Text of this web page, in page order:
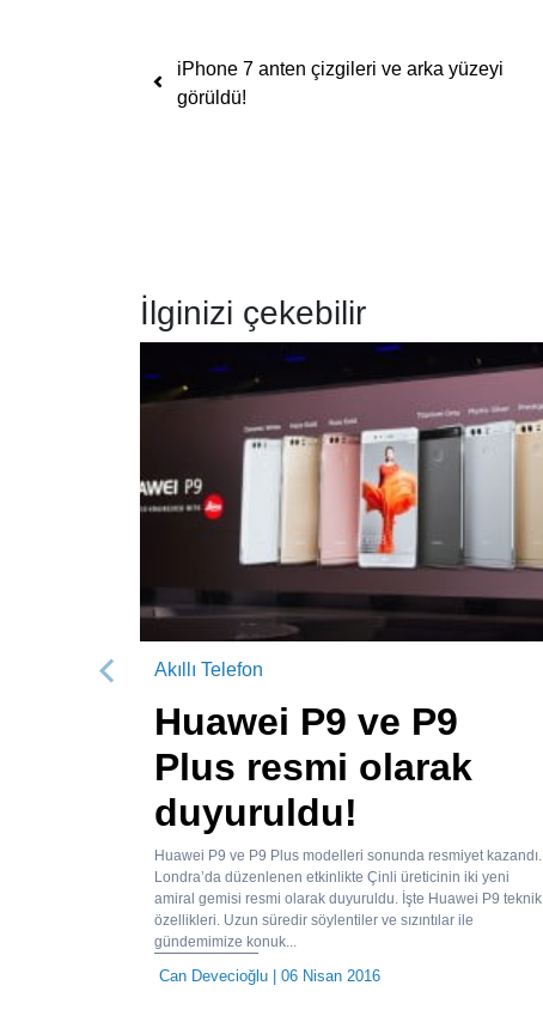
Yazı dolaşımı
iPhone 7 anten çizgileri ve arka yüzeyi
görüldü!
İlginizi çekebilir
Akıllı Telefon
Huawei P9 ve P9
Plus resmi olarak
duyuruldu!
Huawei P9 ve P9 Plus modelleri sonunda resmiyet kazandı.
Londra’da düzenlenen etkinlikte Çinli üreticinin iki yeni
amiral gemisi resmi olarak duyuruldu. İşte Huawei P9 teknik
özellikleri. Uzun süredir söylentiler ve sızıntılar ile
gündemimize konuk...
Can Devecioğlu | 06 Nisan 2016
Önceki